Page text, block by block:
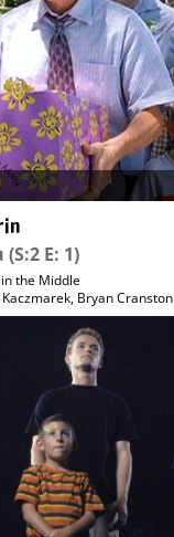
(S:2 E: 1)
the Middle
Kaczmarek, Bryan Cranston